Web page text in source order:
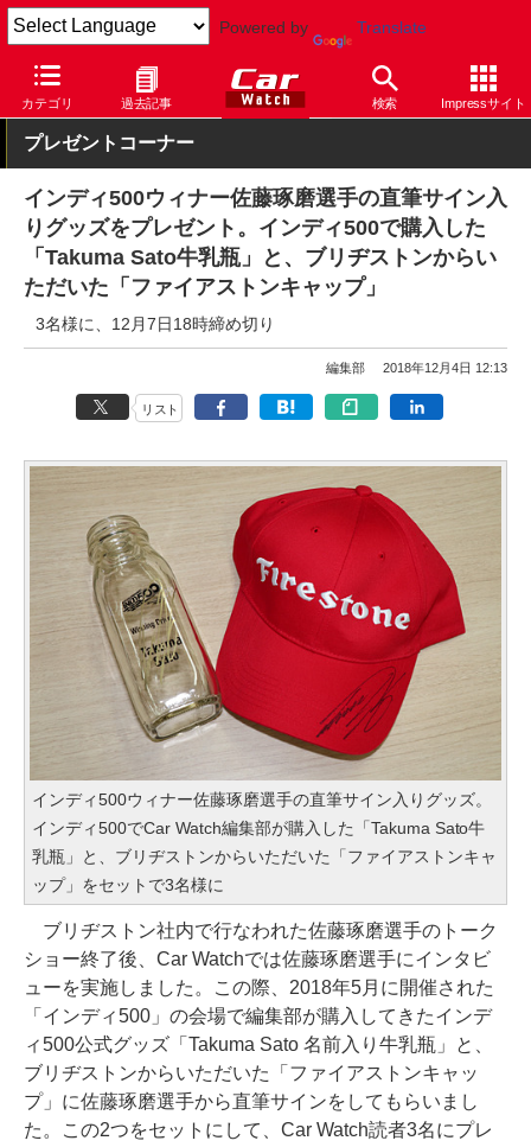
Powered by Translate
カテゴリ 過去記事 検索 Impressサイト
Car Watch モータースポーツ その他
プレゼントコーナー
インディ500ウィナー佐藤琢磨選手の直筆サイン入
りグッズをプレゼント。インディ500で購入した
「Takuma Sato牛乳瓶」と、ブリヂストンからい
ただいた「ファイアストンキャップ」
3名様に、12月7日18時締め切り
編集部 2018年12月4日 12:13
リスト
インディ500ウィナー佐藤琢磨選手の直筆サイン入りグッズ。
インディ500でCar Watch編集部が購入した「Takuma Sato牛
乳瓶」と、ブリヂストンからいただいた「ファイアストンキャ
ップ」をセットで3名様に
ブリヂストン社内で行なわれた佐藤琢磨選手のトーク
ショー終了後、Car Watchでは佐藤琢磨選手にインタビ
ューを実施しました。この際、2018年5月に開催された
「インディ500」の会場で編集部が購入してきたインデ
ィ500公式グッズ「Takuma Sato 名前入り牛乳瓶」と、
ブリヂストンからいただいた「ファイアストンキャッ
プ」に佐藤琢磨選手から直筆サインをしてもらいまし
た。この2つをセットにして、Car Watch読者3名にプレ